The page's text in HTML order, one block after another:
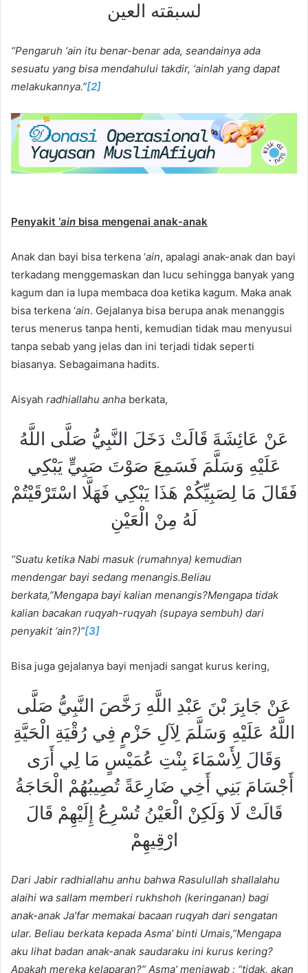
لسبقته العين
“Pengaruh ‘ain itu benar-benar ada, seandainya ada
sesuatu yang bisa mendahului takdir, ‘ainlah yang dapat
melakukannya.”[2]
Penyakit ‘ain bisa mengenai anak-anak
Anak dan bayi bisa terkena ‘ain, apalagi anak-anak dan bayi
terkadang menggemaskan dan lucu sehingga banyak yang
kagum dan ia lupa membaca doa ketika kagum. Maka anak
bisa terkena ‘ain. Gejalanya bisa berupa anak menanggis
terus menerus tanpa henti, kemudian tidak mau menyusui
tanpa sebab yang jelas dan ini terjadi tidak seperti
biasanya. Sebagaimana hadits.
Aisyah radhiallahu anha berkata,
عَنْ عَائِشَةَ قَالَتْ دَخَلَ النَّبِيُّ صَلَّى اللَّهُ
عَلَيْهِ وَسَلَّمَ فَسَمِعَ صَوْتَ صَبِيٍّ يَبْكِي
فَقَالَ مَا لِصَبِيِّكُمْ هَذَا يَبْكِي فَهَلَّا اسْتَرْقَيْتُمْ
لَهُ مِنْ الْعَيْنِ
“Suatu ketika Nabi masuk (rumahnya) kemudian
mendengar bayi sedang menangis.Beliau
berkata,”Mengapa bayi kalian menangis?Mengapa tidak
kalian bacakan ruqyah-ruqyah (supaya sembuh) dari
penyakit ‘ain?)”[3]
Bisa juga gejalanya bayi menjadi sangat kurus kering,
عَنْ جَابِرَ بْنَ عَبْدِ اللَّهِ رَخَّصَ النَّبِيُّ صَلَّى
اللَّهُ عَلَيْهِ وَسَلَّمَ لِآلِ حَزْمٍ فِي رُقْيَةِ الْحَيَّةِ
وَقَالَ لِأَسْمَاءَ بِنْتِ عُمَيْسٍ مَا لِي أَرَى
أَجْسَامَ بَنِي أَخِي ضَارِعَةً تُصِيبُهُمْ الْحَاجَةُ
قَالَتْ لَا وَلَكِنْ الْعَيْنُ تُسْرِعُ إِلَيْهِمْ قَالَ
ارْقِيهِمْ
Dari Jabir radhiallahu anhu bahwa Rasulullah shallalahu
alaihi wa sallam memberi rukhshoh (keringanan) bagi
anak-anak Ja’far memakai bacaan ruqyah dari sengatan
ular. Beliau berkata kepada Asma’ binti Umais,”Mengapa
aku lihat badan anak-anak saudaraku ini kurus kering?
Apakah mereka kelaparan?” Asma’ menjawab : “tidak, akan